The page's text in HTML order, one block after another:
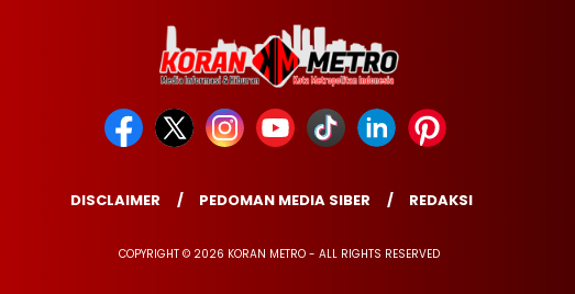
DISCLAIMER PEDOMAN MEDIA SIBER REDAKSI
COPYRIGHT © 2026 KORAN METRO - ALL RIGHTS RESERVED